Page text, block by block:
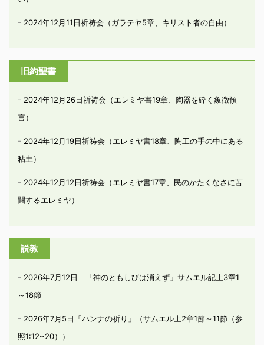
2024年12月11日祈祷会（ガラテヤ5章、キリスト者の自由）
旧約聖書
2024年12月26日祈祷会（エレミヤ書19章、陶器を砕く象徴預
言）
2024年12月19日祈祷会（エレミヤ書18章、陶工の手の中にある
粘土）
2024年12月12日祈祷会（エレミヤ書17章、民のかたくなさに苦
闘するエレミヤ）
説教
2026年7月12日 「神のともしびは消えず」サムエル記上3章1
～18節
2026年7月5日「ハンナの祈り」（サムエル上2章1節～11節（参
照1:12~20））